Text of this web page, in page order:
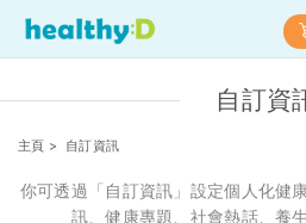
自訂資
主頁 > 自訂資訊
你可透過「自訂資訊」設定個人化健
訊、健康專題、社會熱話、養